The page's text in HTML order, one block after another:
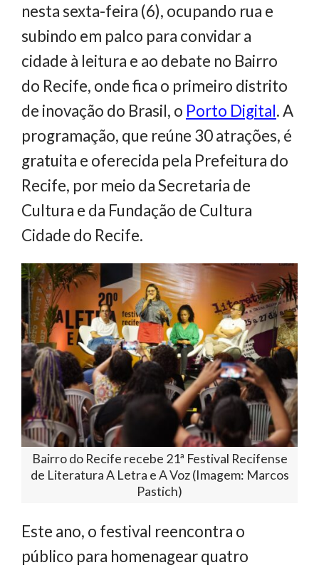
nesta sexta-feira (6), ocupando rua e
subindo em palco para convidar a
cidade à leitura e ao debate no Bairro
do Recife, onde fica o primeiro distrito
de inovação do Brasil, o Porto Digital. A
programação, que reúne 30 atrações, é
gratuita e oferecida pela Prefeitura do
Recife, por meio da Secretaria de
Cultura e da Fundação de Cultura
Cidade do Recife.
Bairro do Recife recebe 21ª Festival Recifense
de Literatura A Letra e A Voz (Imagem: Marcos
Pastich)
Este ano, o festival reencontra o
público para homenagear quatro